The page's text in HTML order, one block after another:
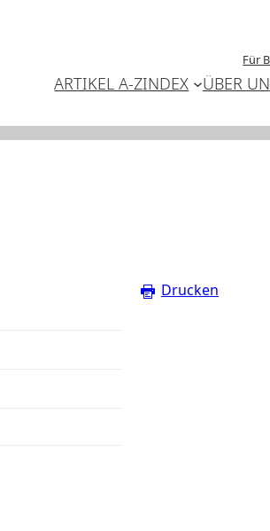
Für
ARTIKEL A-ZINDEX ÜBER
Drucken